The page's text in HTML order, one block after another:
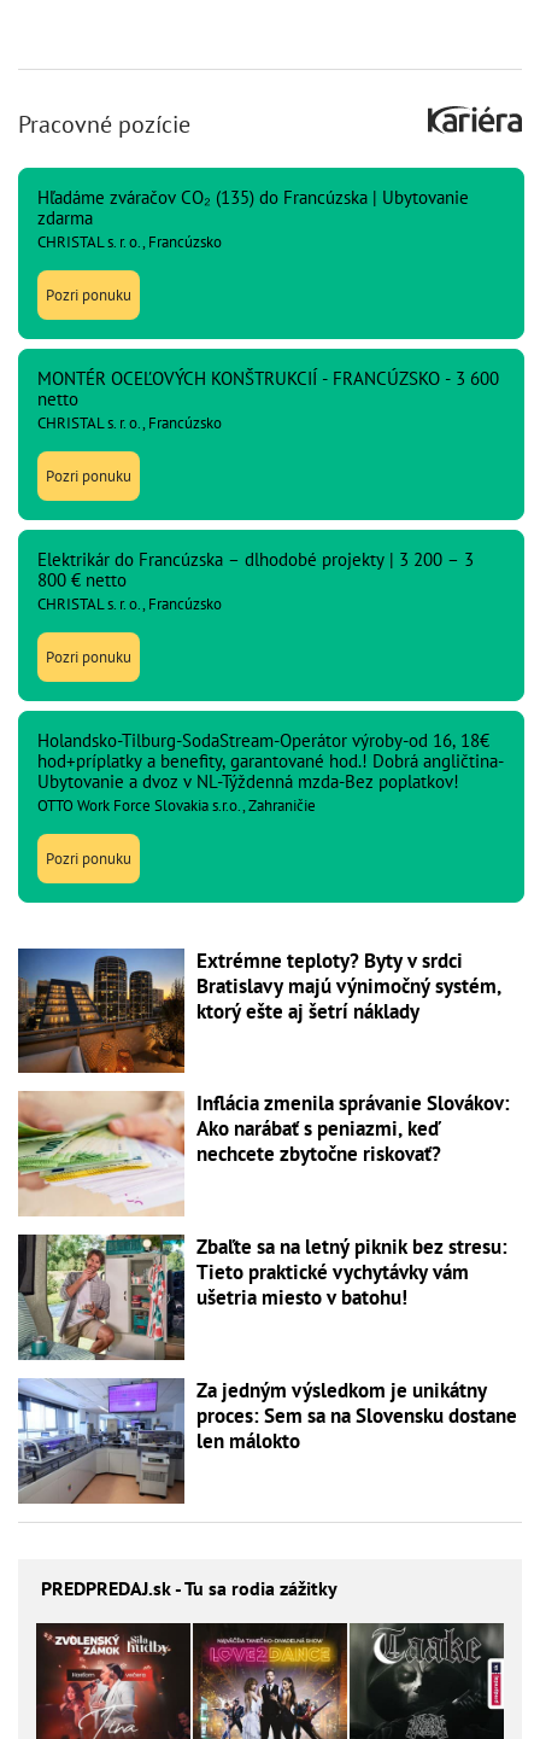
Pracovné pozície
Hľadáme zváračov CO₂ (135) do Francúzska | Ubytovanie
zdarma
CHRISTAL s. r. o., Francúzsko
Pozri ponuku
MONTÉR OCEĽOVÝCH KONŠTRUKCIÍ - FRANCÚZSKO - 3 600
netto
CHRISTAL s. r. o., Francúzsko
Pozri ponuku
Elektrikár do Francúzska – dlhodobé projekty | 3 200 – 3
800 € netto
CHRISTAL s. r. o., Francúzsko
Pozri ponuku
Holandsko-Tilburg-SodaStream-Operátor výroby-od 16, 18€
hod+príplatky a benefity, garantované hod.! Dobrá angličtina-
Ubytovanie a dvoz v NL-Týždenná mzda-Bez poplatkov!
OTTO Work Force Slovakia s.r.o., Zahraničie
Pozri ponuku
Extrémne teploty? Byty v srdci
Bratislavy majú výnimočný systém,
ktorý ešte aj šetrí náklady
Inflácia zmenila správanie Slovákov:
Ako narábať s peniazmi, keď
nechcete zbytočne riskovať?
Zbaľte sa na letný piknik bez stresu:
Tieto praktické vychytávky vám
ušetria miesto v batohu!
Za jedným výsledkom je unikátny
proces: Sem sa na Slovensku dostane
len málokto
PREDPREDAJ.sk - Tu sa rodia zážitky